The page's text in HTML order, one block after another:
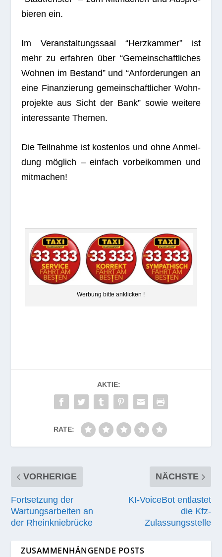
bie­ren ein.
Im Ver­an­stal­tungs­saal “Herz­kam­mer” ist
mehr zu erfah­ren über “Gemein­schaft­li­ches
Woh­nen im Bestand” und “Anfor­de­run­gen an
eine Finan­zie­rung gemein­schaft­li­cher Wohn­
pro­jekte aus Sicht der Bank” sowie wei­tere
inter­es­sante Themen.
Die Teil­nahme ist kos­ten­los und ohne Anmel­
dung mög­lich – ein­fach vor­bei­kom­men und
mitmachen!
Wer­bung bitte anklicken !
AKTIE:
RATE:
VORHERIGE
Fortsetzung der
Wartungsarbeiten an
der Rheinkniebrücke
NÄCHSTE
KI-VoiceBot entlastet
die Kfz-
Zulassungsstelle
ZUSAMMENHÄNGENDE POSTS